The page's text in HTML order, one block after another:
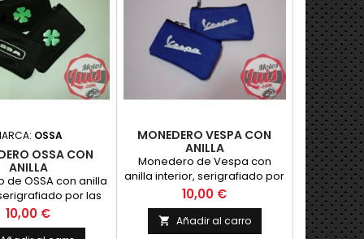
OSSA
OSSA CON
ANILLA
de OSSA con anilla
por las
una con el trebol y
otra co
Precio
10,00 €
MONEDERO VESPA CON
ANILLA
Monedero de Vespa con
anilla interior, serigrafiado por
una sola cara con el
emblema de Vespa
Precio
10,00 €
 Añadir al carro